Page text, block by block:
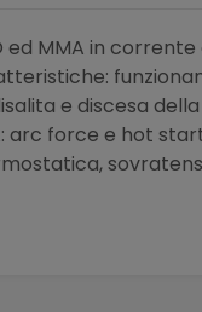
ed MMA in
e discesa
arc force e hot